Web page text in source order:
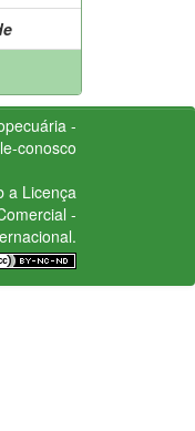
-
conosco
a Licença
-